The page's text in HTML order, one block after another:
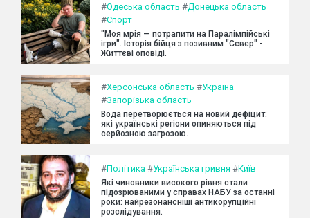
#Одеська область #Донецька область
#Спорт
"Моя мрія — потрапити на Паралімпійські
ігри". Історія бійця з позивним "Сєвєр" -
Життєві оповіді.
#Херсонська область #Україна
#Запорізька область
Вода перетворюється на новий дефіцит:
які українські регіони опиняються під
серйозною загрозою.
#Політика #Українська гривня #Київ
Які чиновники високого рівня стали
підозрюваними у справах НАБУ за останні
роки: найрезонансніші антикорупційні
розслідування.